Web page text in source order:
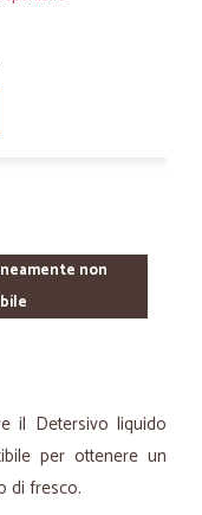
non
il Detersivo liquido
per ottenere un
di fresco.